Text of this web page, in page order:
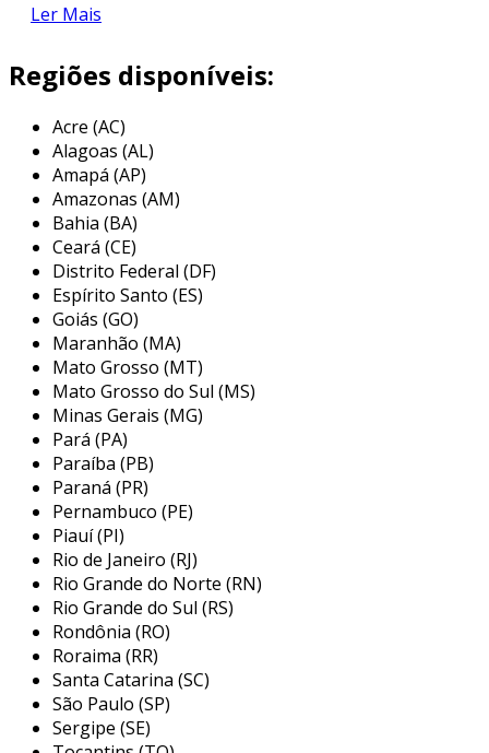
os abrasivos são triturados, peneirados e
partículas. esses processos são responsáveis
pó, pasta ou blocos.
o produto é fabricado com substâncias
metálicas e não metálicas, que podem ser de
origens minerais ou sintéticas. quando natural,
o produto surge na crosta terrestre ou são os
próprios minerais formadores das rochas.
entre os produtos mais comuns para a criação
de pó abrasivo, destacamos:
carbeto de silício, podendo ser preto ou
verde;
coríndon;
nitreto cúbico de boro (cbn ou borazon);
Óxido de alumínio, podendo ser cerâmico,
marrom, rubino ou zircônio;
Óxido de cério;
quartzo;
entre outros.
É importante citar que um fabricante de
abrasivos em pódeve utilizar apenas materiais
de procedência confiável. isso irá garantir um
Ler Mais
Regiões disponíveis:
Acre (AC)
Alagoas (AL)
Amapá (AP)
Amazonas (AM)
Bahia (BA)
Ceará (CE)
Distrito Federal (DF)
Espírito Santo (ES)
Goiás (GO)
Maranhão (MA)
Mato Grosso (MT)
Mato Grosso do Sul (MS)
Minas Gerais (MG)
Pará (PA)
Paraíba (PB)
Paraná (PR)
Pernambuco (PE)
Piauí (PI)
Rio de Janeiro (RJ)
Rio Grande do Norte (RN)
Rio Grande do Sul (RS)
Rondônia (RO)
Roraima (RR)
Santa Catarina (SC)
São Paulo (SP)
Sergipe (SE)